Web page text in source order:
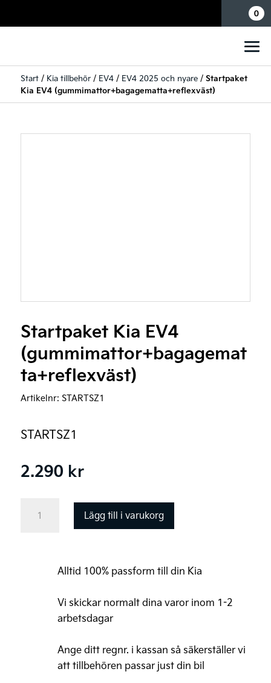
0
Start/ Kia tillbehör/ EV4/ EV4 2025 och nyare/ Startpaket
Kia EV4 (gummimattor+bagagematta+reflexväst)
Startpaket Kia EV4
(gummimattor+bagagemat
ta+reflexväst)
Artikelnr: STARTSZ1
STARTSZ1
2.290 kr
Lägg till i varukorg
Alltid 100% passform till din Kia
Vi skickar normalt dina varor inom 1-2
arbetsdagar
Ange ditt regnr. i kassan så säkerställer vi
att tillbehören passar just din bil